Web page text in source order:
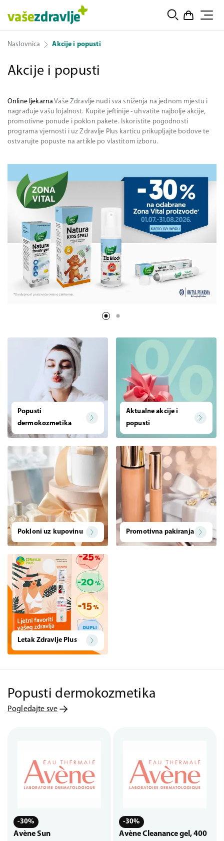
Naslovnica Akcije i popusti
Akcije i popusti
Online ljekarna Vaše Zdravlje nudi sva sniženja na jednom mjestu i
nagrađuje vašu lojalnost. Kupite jeftinije - uhvatite najbolje akcije,
promotivne ponude i poklon pakete. Iskoristite pogodnosti
programa vjernosti i uz Zdravlje Plus karticu prikupljajte bodove te
ostvarujte popuste na artikle po vlastitom izboru.
Popusti
dermokozmetika
Aktualne akcije i
popusti
Pokloni uz kupovinu Promotivna pakiranja
Letak Zdravlje Plus
Popusti dermokozmetika
Pogledajte sve
-30%
Avène Sun
-30%
Avène Cleanance gel, 400